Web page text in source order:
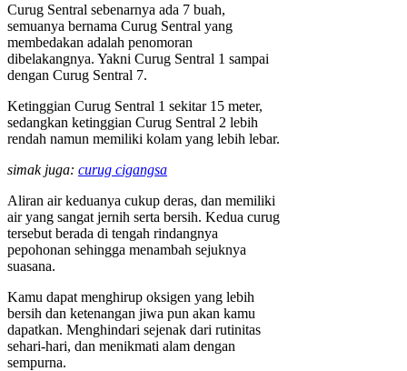
Curug Sentral sebenarnya ada 7 buah,
semuanya bernama Curug Sentral yang
membedakan adalah penomoran
dibelakangnya. Yakni Curug Sentral 1 sampai
dengan Curug Sentral 7.
Ketinggian Curug Sentral 1 sekitar 15 meter,
sedangkan ketinggian Curug Sentral 2 lebih
rendah namun memiliki kolam yang lebih lebar.
simak juga: curug cigangsa
Aliran air keduanya cukup deras, dan memiliki
air yang sangat jernih serta bersih. Kedua curug
tersebut berada di tengah rindangnya
pepohonan sehingga menambah sejuknya
suasana.
Kamu dapat menghirup oksigen yang lebih
bersih dan ketenangan jiwa pun akan kamu
dapatkan. Menghindari sejenak dari rutinitas
sehari-hari, dan menikmati alam dengan
sempurna.